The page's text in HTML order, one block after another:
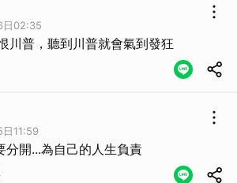
日02:35
川普，聽到川普就會氣到發狂
11:59
分開...為自己的人生負責